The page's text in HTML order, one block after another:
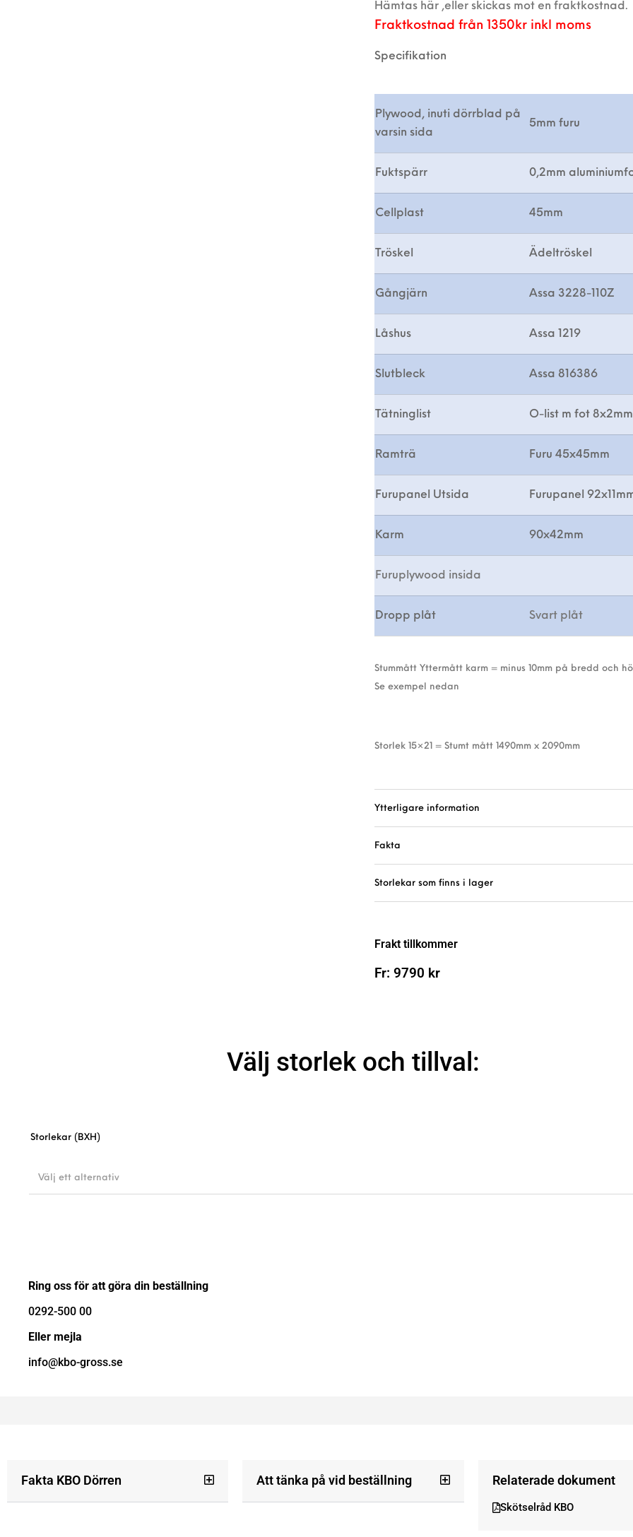
Hämtas här ,eller skickas mot en fraktkostnad.
Fraktkostnad från 1350kr inkl moms
Specifikation
Plywood, inuti dörrblad på
varsin sida
5mm furu
Fuktspärr 0,2mm
Cellplast 45mm
Tröskel Ädeltröskel
Gångjärn Assa 3228-110Z
Låshus Assa 1219
Slutbleck Assa 816386
Tätninglist O-list m fot 8x2mm
Ramträ Furu 45x45mm
Furupanel Utsida Furupanel
Karm 90x42mm
Furuplywood insida
Dropp plåt Svart plåt
Stummått Yttermått karm = minus 10mm på bredd och
Se exempel nedan
Storlek 15×21 = Stumt mått 1490mm x 2090mm
Ytterligare information
Fakta
Storlekar som finns i lager
Frakt tillkommer
Fr: 9790 kr
Välj storlek och tillval:
Storlekar (BXH)
Välj ett alternativ
Ring oss för att göra din beställning
0292-500 00
Eller mejla
info@kbo-gross.se
Fakta KBO Dörren Att tänka på vid beställning Relaterade dokument
Skötselråd KBO